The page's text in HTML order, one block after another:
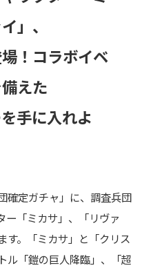
」、
場！コラボイベ
えた
手に入れよ
確定ガチャ」に、調査兵団
ー「ミカサ」、「リヴァ
す。「ミカサ」と「クリス
ル「鎧の巨人降臨」、「超